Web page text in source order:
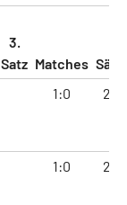
3.
Satz Matches
1:0 2:0
1:0 2:0